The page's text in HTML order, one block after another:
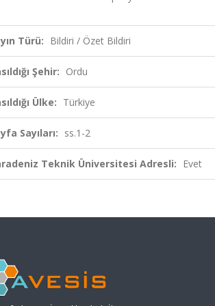
Türü: Bildiri / Özet Bildiri
Şehir: Ordu
Ülke: Türkiye
Sayıları: ss.1-2
Teknik Üniversitesi Adresli: Evet